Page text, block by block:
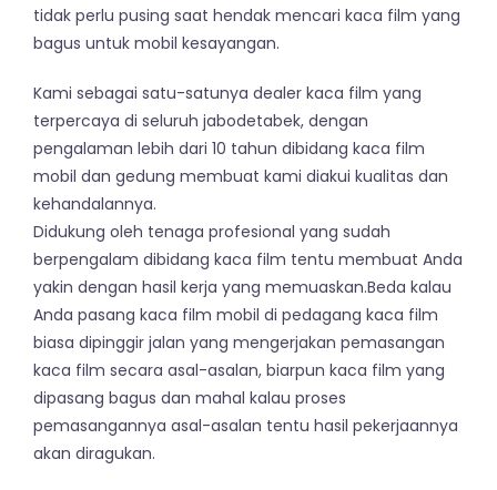
tidak perlu pusing saat hendak mencari kaca film yang
bagus untuk mobil kesayangan.
Kami sebagai satu-satunya dealer kaca film yang
terpercaya di seluruh jabodetabek, dengan
pengalaman lebih dari 10 tahun dibidang kaca film
mobil dan gedung membuat kami diakui kualitas dan
kehandalannya.
Didukung oleh tenaga profesional yang sudah
berpengalam dibidang kaca film tentu membuat Anda
yakin dengan hasil kerja yang memuaskan.Beda kalau
Anda pasang kaca film mobil di pedagang kaca film
biasa dipinggir jalan yang mengerjakan pemasangan
kaca film secara asal-asalan, biarpun kaca film yang
dipasang bagus dan mahal kalau proses
pemasangannya asal-asalan tentu hasil pekerjaannya
akan diragukan.